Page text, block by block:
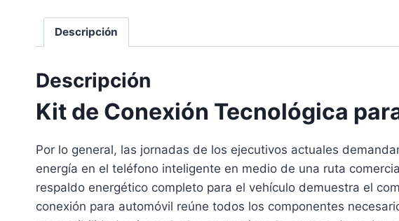
Descripción
Descripción
Kit de Conexión Tecnológica
Por lo general, las jornadas de los ejecutivos actuales
energía en el teléfono inteligente en medio de una ruta
respaldo energético completo para el vehículo demuestra el
conexión para automóvil reúne todos los componentes